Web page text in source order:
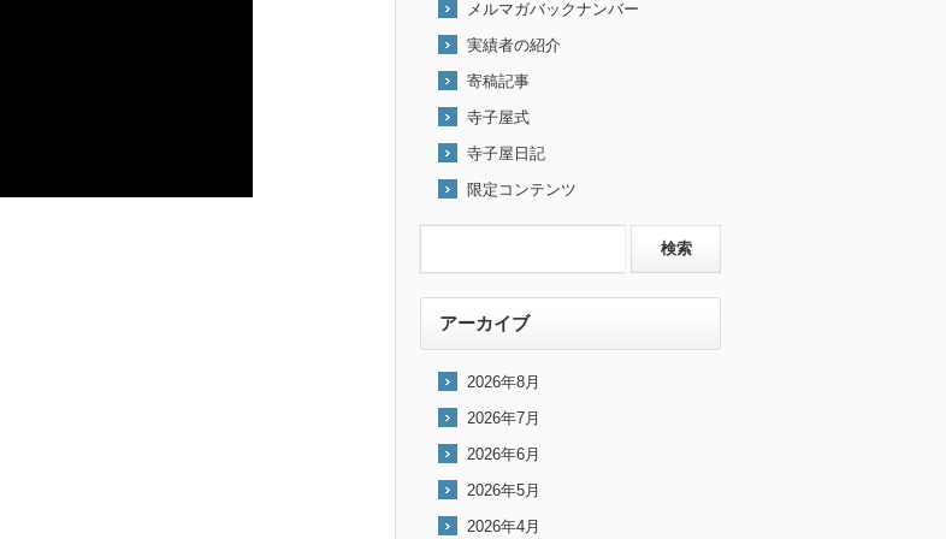
メルマガバックナンバー
実績者の紹介
寄稿記事
寺子屋式
寺子屋日記
限定コンテンツ
アーカイブ
2026年8月
2026年7月
2026年6月
2026年5月
2026年4月